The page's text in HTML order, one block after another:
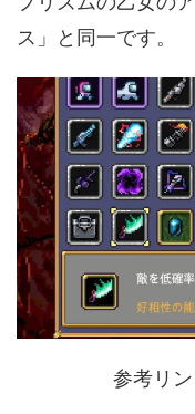
ス」と同一です。
参考リン